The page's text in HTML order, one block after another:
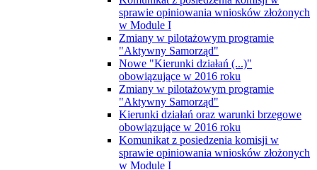
sprawie opiniowania wniosków złożonych
w Module I
Zmiany w pilotażowym programie
"Aktywny Samorząd"
Nowe "Kierunki działań (...)"
obowiązujące w 2016 roku
Zmiany w pilotażowym programie
"Aktywny Samorząd"
Kierunki działań oraz warunki brzegowe
obowiązujące w 2016 roku
Komunikat z posiedzenia komisji w
sprawie opiniowania wniosków złożonych
w Module I